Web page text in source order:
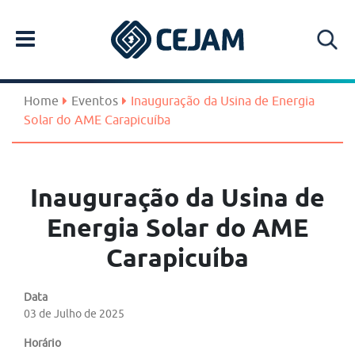
Home Eventos
Inauguração da Usina de Energia
Solar do AME Carapicuíba
Inauguração da Usina de
Energia Solar do AME
Carapicuíba
Data
03 de Julho de 2025
Horário